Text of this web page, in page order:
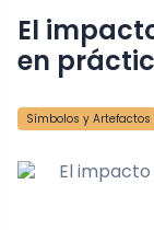
Símbolos y Artefactos
El impacto del turismo espiritual
en